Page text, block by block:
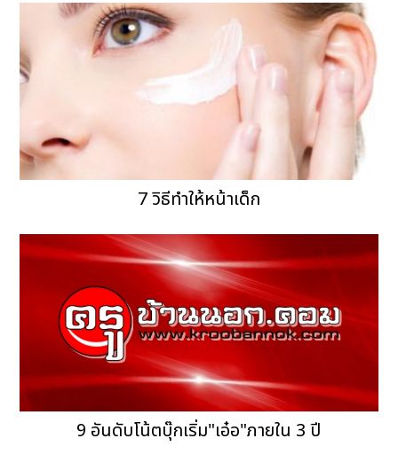
7 วิธีทำให้หน้าเด็ก
9 อันดับโน้ตบุ๊กเริ่ม"เอ๋อ"ภายใน 3 ปี